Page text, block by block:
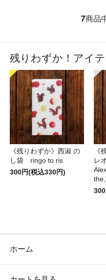
7商品
残りわずか！アイ
《残りわずか》西淑 の
し袋 ringo to ris
300円(税込330円)
《
レ
ホーム